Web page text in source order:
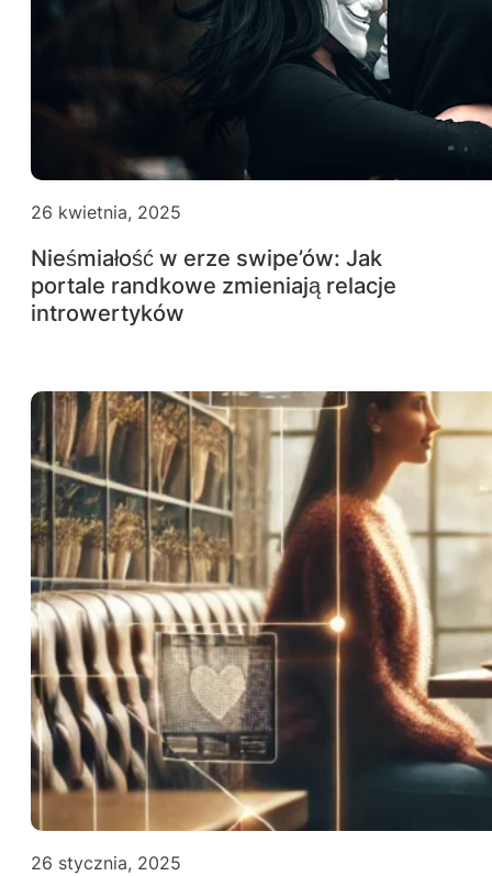
26 kwietnia, 2025
Nieśmiałość w erze swipe’ów: Jak
portale randkowe zmieniają relacje
introwertyków
26 stycznia, 2025